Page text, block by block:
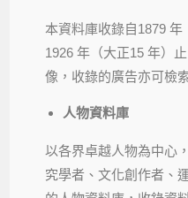
本資料庫收錄自1879
1926 年（大正15 年）
像，收錄的廣告亦可檢
人物資料庫
以各界卓越人物為中心
究學者、文化創作者、